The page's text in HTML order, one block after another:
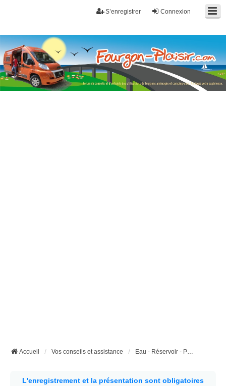
Connexion
S’enregistrer
Fourgon-plaisir.com
Forum de conseils et d'entraide des utilisateurs de fourgons, fourgons
aménagés, vans et de camping-car. Partagez votre expérience.
Accueil Vos conseils et assistance Eau - Réservoir - Pompe - Tuyaux - etc...
L'enregistrement et la présentation sont obligatoires